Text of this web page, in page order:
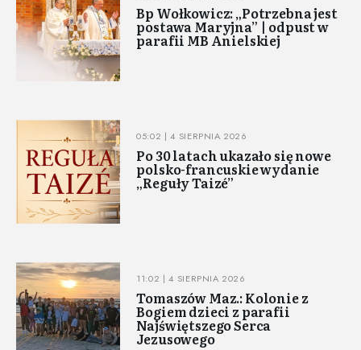
Bp Wołkowicz: „Potrzebna jest
postawa Maryjna” | odpust w
parafii MB Anielskiej
05:02 | 4 SIERPNIA 2026
Po 30 latach ukazało się nowe
polsko-francuskie wydanie
„Reguły Taizé”
11:02 | 4 SIERPNIA 2026
Tomaszów Maz.: Kolonie z
Bogiem dzieci z parafii
Najświętszego Serca
Jezusowego